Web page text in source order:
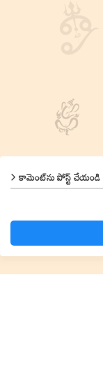
కామెంట్‌ను పోస్ట్ చేయండి